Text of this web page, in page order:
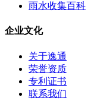
雨水收集百科
企业文化
关于逸通
荣誉资质
专利证书
联系我们